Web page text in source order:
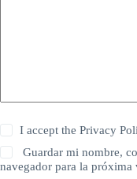
I accept thePrivacy
Guardar mi nombre,
navegador para la próxima